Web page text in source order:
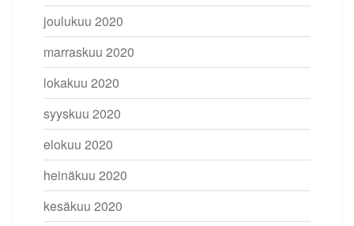
joulukuu 2020
marraskuu 2020
lokakuu 2020
syyskuu 2020
elokuu 2020
heinäkuu 2020
kesäkuu 2020